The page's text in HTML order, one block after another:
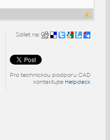
Sdílet na:
Pro technickou podporu CAD
kontaktujte Helpdesk